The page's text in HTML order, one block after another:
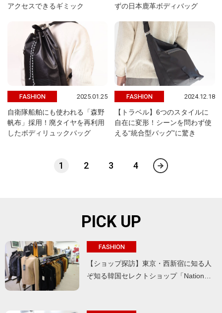
アクセスできるギミック
ずの日本鹿革ボディバッグ
FASHION 2025.01.25
自衛隊船舶にも使われる「森野
帆布」採用！廃タイヤを再利用
したボディリュックバッグ
FASHION 2024.12.18
【トラベル】6つのスタイルに
自在に変形！シーンを問わず使
える“統合型バッグ”に驚き
1 2 3 4
PICK UP
FASHION
【ショップ探訪】東京・西新宿に知る人
ぞ知る韓国セレクトショップ「Nation…